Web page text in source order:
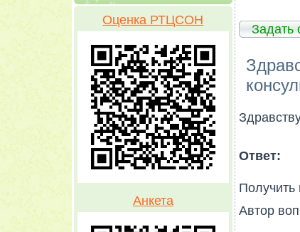
Оценка РТЦСОН
Анкета
Задать
Ответ:
Получить
Автор